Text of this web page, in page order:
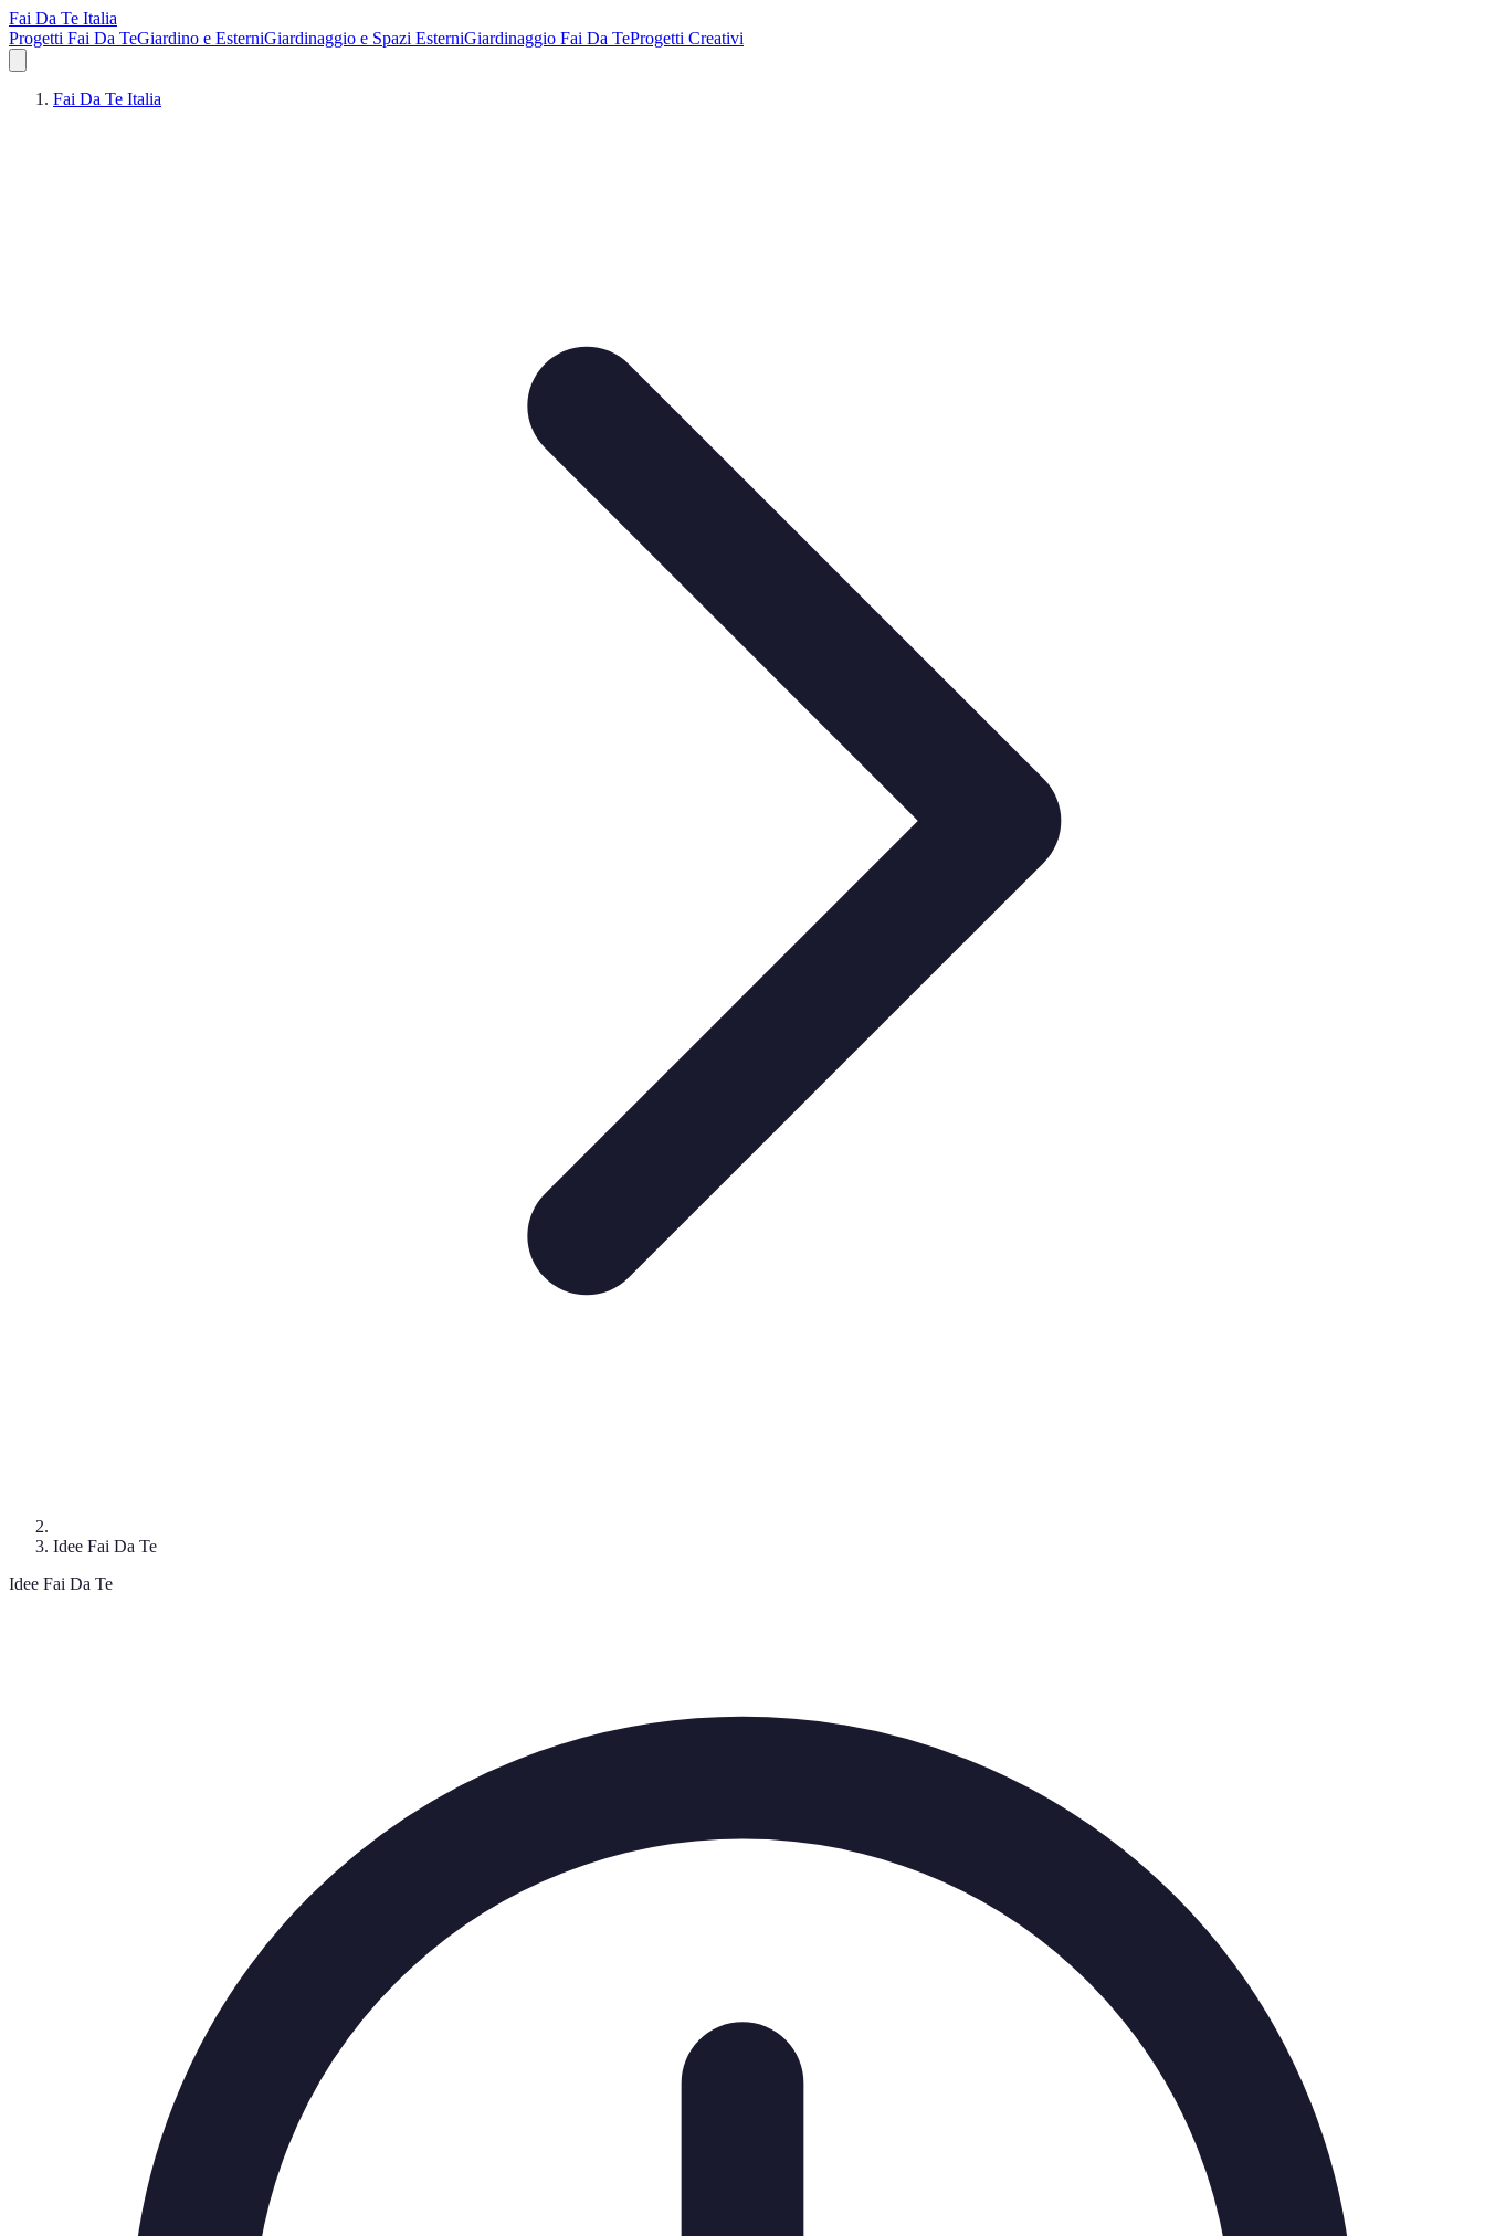
Fai Da Te Italia
Progetti Fai Da TeGiardino e EsterniGiardinaggio e Spazi EsterniGiardinaggio Fai Da TeProgetti Creativi
Fai Da Te Italia
Idee Fai Da Te
Idee Fai Da Te